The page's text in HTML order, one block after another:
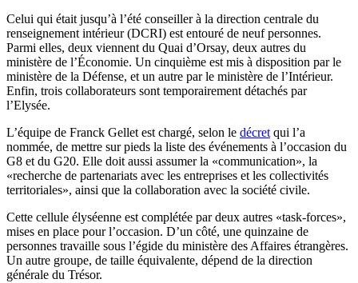
Celui qui était jusqu’à l’été conseiller à la direction centrale du
renseignement intérieur (DCRI) est entouré de neuf personnes.
Parmi elles, deux viennent du Quai d’Orsay, deux autres du
ministère de l’Économie. Un cinquième est mis à disposition par le
ministère de la Défense, et un autre par le ministère de l’Intérieur.
Enfin, trois collaborateurs sont temporairement détachés par
l’Elysée.
L’équipe de Franck Gellet est chargé, selon le décret qui l’a
nommée, de mettre sur pieds la liste des événements à l’occasion du
G8 et du G20. Elle doit aussi assumer la «communication», la
«recherche de partenariats avec les entreprises et les collectivités
territoriales», ainsi que la collaboration avec la société civile.
Cette cellule élyséenne est complétée par deux autres «task-forces»,
mises en place pour l’occasion. D’un côté, une quinzaine de
personnes travaille sous l’égide du ministère des Affaires étrangères.
Un autre groupe, de taille équivalente, dépend de la direction
générale du Trésor.